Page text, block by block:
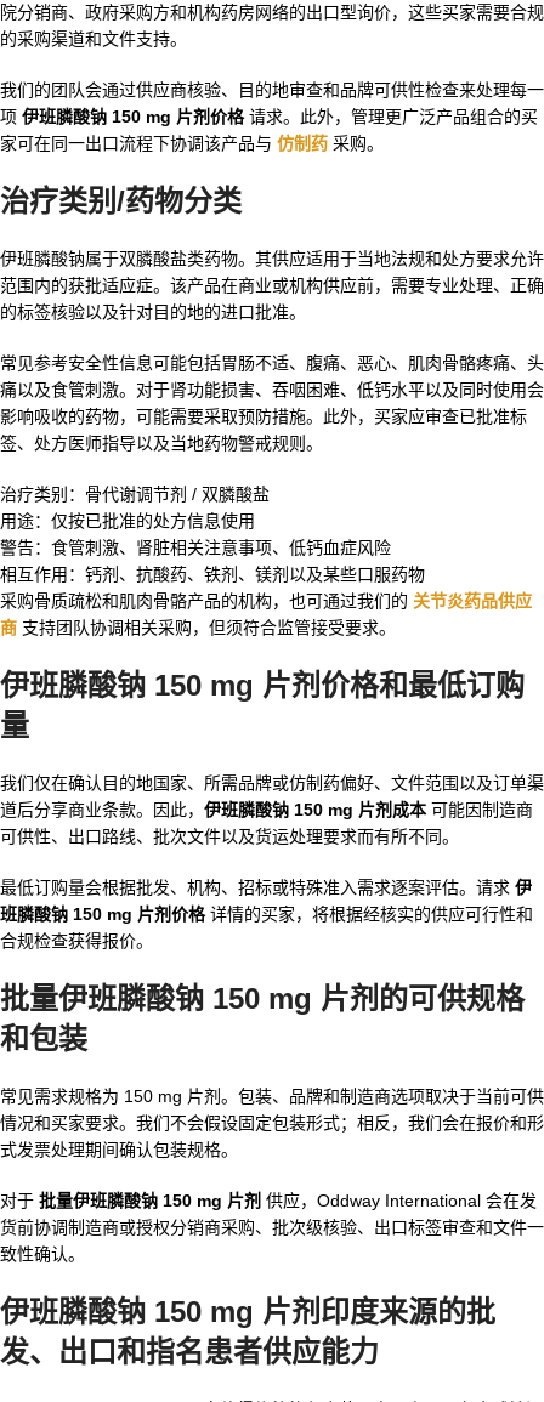
院分销商、政府采购方和机构药房网络的出口型询价，这些买家需要合规
的采购渠道和文件支持。
我们的团队会通过供应商核验、目的地审查和品牌可供性检查来处理每一
项 伊班膦酸钠 150 mg 片剂价格请求。此外，管理更广泛产品组合的买
家可在同一出口流程下协调该产品与 仿制药 采购。
治疗类别/药物分类
伊班膦酸钠属于双膦酸盐类药物。其供应适用于当地法规和处方要求允许
范围内的获批适应症。该产品在商业或机构供应前，需要专业处理、正确
的标签核验以及针对目的地的进口批准。
常见参考安全性信息可能包括胃肠不适、腹痛、恶心、肌肉骨骼疼痛、头
痛以及食管刺激。对于肾功能损害、吞咽困难、低钙水平以及同时使用会
影响吸收的药物，可能需要采取预防措施。此外，买家应审查已批准标
签、处方医师指导以及当地药物警戒规则。
治疗类别：骨代谢调节剂 / 双膦酸盐
用途：仅按已批准的处方信息使用
警告：食管刺激、肾脏相关注意事项、低钙血症风险
相互作用：钙剂、抗酸药、铁剂、镁剂以及某些口服药物
采购骨质疏松和肌肉骨骼产品的机构，也可通过我们的 关节炎药品供应
商 支持团队协调相关采购，但须符合监管接受要求。
伊班膦酸钠 150 mg 片剂价格和最低订购
量
我们仅在确认目的地国家、所需品牌或仿制药偏好、文件范围以及订单渠
道后分享商业条款。因此， 伊班膦酸钠 150 mg 片剂成本 可能因制造商
可供性、出口路线、批次文件以及货运处理要求而有所不同。
最低订购量会根据批发、机构、招标或特殊准入需求逐案评估。请求 伊
班膦酸钠 150 mg 片剂价格详情的买家，将根据经核实的供应可行性和
合规检查获得报价。
批量伊班膦酸钠 150 mg 片剂的可供规格
和包装
常见需求规格为 150 mg 片剂。包装、品牌和制造商选项取决于当前可供
情况和买家要求。我们不会假设固定包装形式；相反，我们会在报价和形
式发票处理期间确认包装规格。
对于 批量伊班膦酸钠 150 mg 片剂 供应，Oddway International 会在发
货前协调制造商或授权分销商采购、批次级核验、出口标签审查和文件一
致性确认。
伊班膦酸钠 150 mg 片剂印度来源的批
发、出口和指名患者供应能力